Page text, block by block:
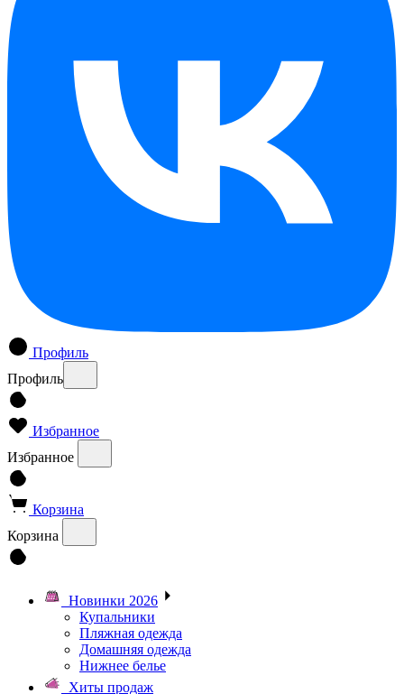
Профиль
Профиль
Избранное
Избранное
Корзина
Корзина
Новинки 2026
Купальники
Пляжная одежда
Домашняя одежда
Нижнее белье
Хиты продаж